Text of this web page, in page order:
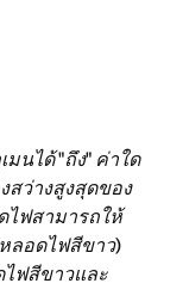
นได้ "ถึง" ค่าใด
ว่างสูงสุดของ
ไฟสามารถให้
ลอดไฟสีขาว)
ฟสีขาวและ